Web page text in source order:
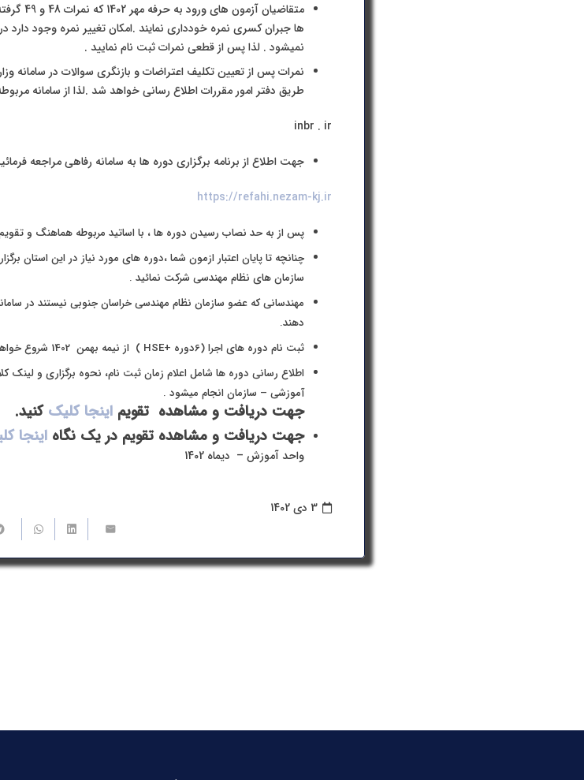
متقاضیان
ها جبران کسری نمره خودداری نمایند .امکان تغییر نمره وجود
نمیشود . لذا پس از قطعی نمرات ثبت نام نمایید .
نمرات پس از تعیین تکلیف اعتراضات و بازنگری سوالات در سامانه
طریق دفتر امور مقررات اطلاع رسانی خواهد شد .لذا از سامانه
inbr . ir
جهت اطلاع از برنامه برگزاری دوره ها به سامانه رفاهی مراجعه
https://refahi.nezam-kj.ir
پس از به حد نصاب رسیدن دوره ها ، با اساتید مربوطه هماهنگ و
چنانچه تا پایان اعتبار ازمون شما ،دوره های مورد نیاز در این استان
سازمان های نظام مهندسی شرکت نمائید .
مهندسانی که عضو سازمان نظام مهندسی خراسان جنوبی نیستند در
دهند.
ثبت نام دوره های اجرا (6دوره +HSE ) از نیمه بهمن 1402 شروع خواهد شد .
اطلاع رسانی دوره ها شامل اعلام زمان ثبت نام، نحوه برگزاری و
آموزشی – سازمان انجام میشود .
جهت دریافت و مشاهده تقویم اینجا کلیک کنید.
جهت دریافت و مشاهده تقویم در یک نگاه اینجا
واحد آموزش – دیماه 1402
3 دی 1402